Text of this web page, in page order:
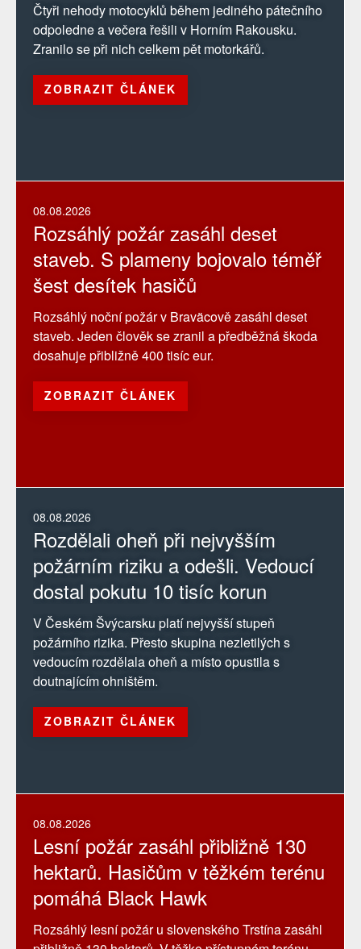
Čtyři nehody motocyklů během jediného pátečního
odpoledne a večera řešili v Horním Rakousku.
Zranilo se při nich celkem pět motorkářů.
ZOBRAZIT ČLÁNEK
08.08.2026
Rozdělali oheň při nejvyšším
požárním riziku a odešli. Vedoucí
dostal pokutu 10 tisíc korun
V Českém Švýcarsku platí nejvyšší stupeň
požárního rizika. Přesto skupina nezletilých s
vedoucím rozdělala oheň a místo opustila s
doutnajícím ohništěm.
ZOBRAZIT ČLÁNEK
08.08.2026
Lesní požár zasáhl přibližně 130
hektarů. Hasičům v těžkém terénu
pomáhá Black Hawk
Rozsáhlý lesní požár u slovenského Trstína zasáhl
08.08.2026
Rozsáhlý požár zasáhl deset
staveb. S plameny bojovalo téměř
šest desítek hasičů
Rozsáhlý noční požár v Braväcově zasáhl deset
staveb. Jeden člověk se zranil a předběžná škoda
dosahuje přibližně 400 tisíc eur.
ZOBRAZIT ČLÁNEK